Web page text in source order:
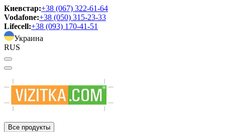
Киевстар:+38 (067) 322-61-64
Vodafone:+38 (050) 315-23-33
Lifecell:+38 (093) 170-41-51
Украина
RUS
Все продукты